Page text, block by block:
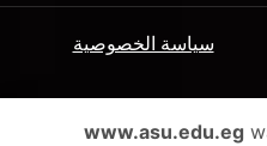
سياسة الخصوصية
الأسئلة الشائعة
www.asu.edu.eg